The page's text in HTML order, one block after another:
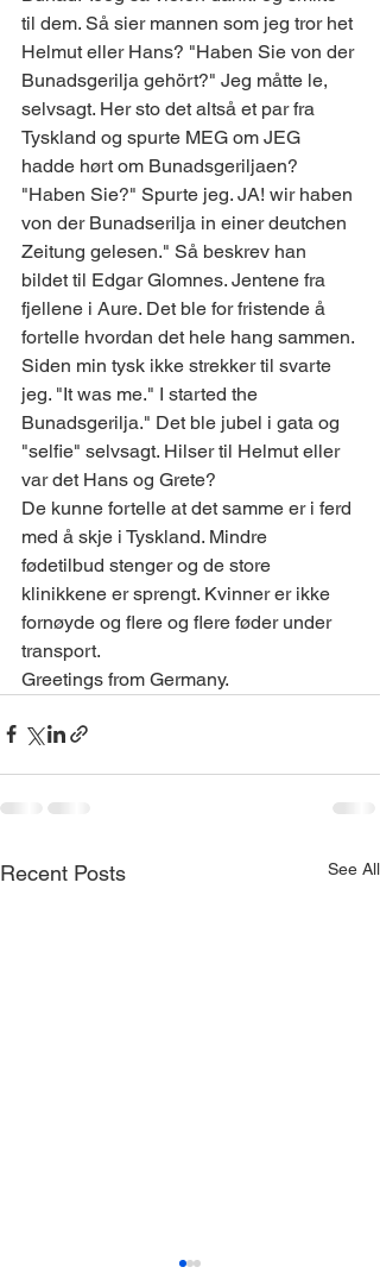
til dem. Så sier mannen som jeg tror het
Helmut eller Hans? "Haben Sie von der
Bunadsgerilja gehört?" Jeg måtte le,
selvsagt. Her sto det altså et par fra
Tyskland og spurte MEG om JEG
hadde hørt om Bunadsgeriljaen?
"Haben Sie?" Spurte jeg. JA! wir haben
von der Bunadserilja in einer deutchen
Zeitung gelesen." Så beskrev han
bildet til Edgar Glomnes. Jentene fra
fjellene i Aure. Det ble for fristende å
fortelle hvordan det hele hang sammen.
Siden min tysk ikke strekker til svarte
jeg. "It was me." I started the
Bunadsgerilja." Det ble jubel i gata og
"selfie" selvsagt. Hilser til Helmut eller
var det Hans og Grete?
De kunne fortelle at det samme er i ferd
med å skje i Tyskland. Mindre
fødetilbud stenger og de store
klinikkene er sprengt. Kvinner er ikke
fornøyde og flere og flere føder under
transport.
Greetings from Germany.
Recent Posts See All